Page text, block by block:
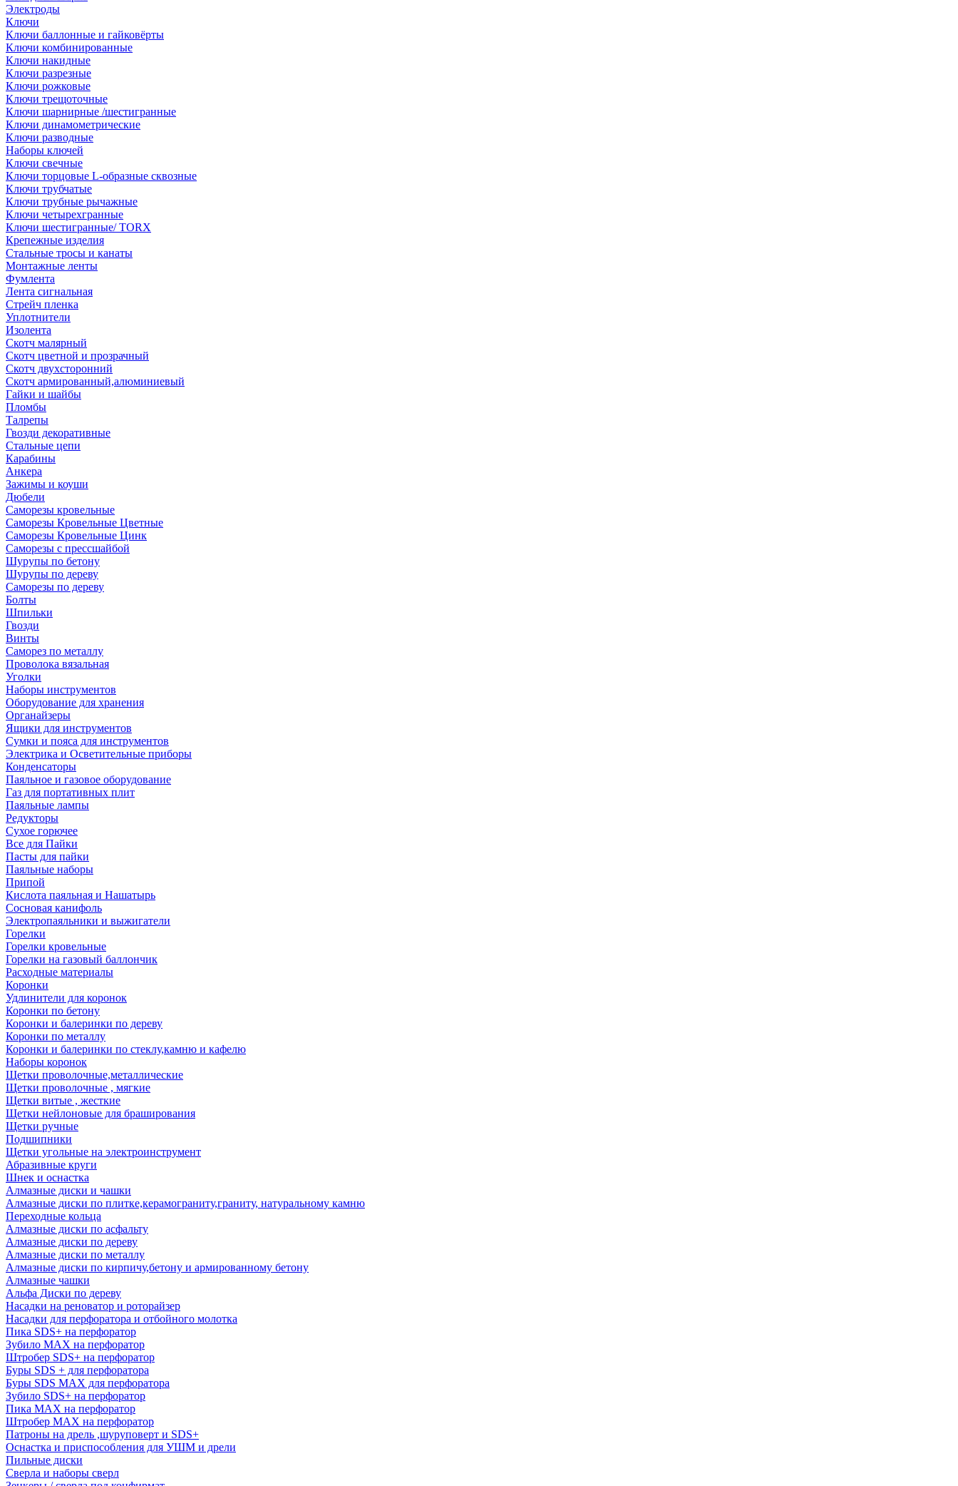
Электроды
Ключи
Ключи баллонные и гайковёрты
Ключи комбинированные
Ключи накидные
Ключи разрезные
Ключи рожковые
Ключи трещоточные
Ключи шарнирные /шестигранные
Ключи динамометрические
Ключи разводные
Наборы ключей
Ключи свечные
Ключи торцовые L-образные сквозные
Ключи трубчатые
Ключи трубные рычажные
Ключи четырехгранные
Ключи шестигранные/ TORX
Крепежные изделия
Стальные тросы и канаты
Монтажные ленты
Фумлента
Лента сигнальная
Стрейч пленка
Уплотнители
Изолента
Скотч малярный
Скотч цветной и прозрачный
Скотч двухсторонний
Скотч армированный,алюминиевый
Гайки и шайбы
Пломбы
Талрепы
Гвозди декоративные
Стальные цепи
Карабины
Анкера
Зажимы и коуши
Дюбели
Саморезы кровельные
Саморезы Кровельные Цветные
Саморезы Кровельные Цинк
Саморезы с прессшайбой
Шурупы по бетону
Шурупы по дереву
Саморезы по дереву
Болты
Шпильки
Гвозди
Винты
Саморез по металлу
Проволока вязальная
Уголки
Наборы инструментов
Оборудование для хранения
Органайзеры
Ящики для инструментов
Сумки и пояса для инструментов
Электрика и Осветительные приборы
Конденсаторы
Паяльное и газовое оборудование
Газ для портативных плит
Паяльные лампы
Редукторы
Сухое горючее
Все для Пайки
Пасты для пайки
Паяльные наборы
Припой
Кислота паяльная и Нашатырь
Сосновая канифоль
Электропаяльники и выжигатели
Горелки
Горелки кровельные
Горелки на газовый баллончик
Расходные материалы
Коронки
Удлинители для коронок
Коронки по бетону
Коронки и балеринки по дереву
Коронки по металлу
Коронки и балеринки по стеклу,камню и кафелю
Наборы коронок
Щетки проволочные,металлические
Щетки проволочные , мягкие
Щетки витые , жесткие
Щетки нейлоновые для браширования
Щетки ручные
Подшипники
Щетки угольные на электроинструмент
Абразивные круги
Шнек и оснастка
Алмазные диски и чашки
Алмазные диски по плитке,керамограниту,граниту, натуральному камню
Переходные кольца
Алмазные диски по асфальту
Алмазные диски по дереву
Алмазные диски по металлу
Алмазные диски по кирпичу,бетону и армированному бетону
Алмазные чашки
Альфа Диски по дереву
Насадки на реноватор и роторайзер
Насадки для перфоратора и отбойного молотка
Пика SDS+ на перфоратор
Зубило MAX на перфоратор
Штробер SDS+ на перфоратор
Буры SDS + для перфоратора
Буры SDS MAX для перфоратора
Зубило SDS+ на перфоратор
Пика MAX на перфоратор
Штробер MAX на перфоратор
Патроны на дрель ,шуруповерт и SDS+
Оснастка и приспособления для УШМ и дрели
Пильные диски
Сверла и наборы сверл